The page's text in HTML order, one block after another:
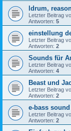
ldrum,
Letzter Beitrag
Antworten: 5
einstellung
Letzter Beitrag
Antworten: 2
Sounds für
Letzter Beitrag
Antworten: 4
Beast und
Letzter Beitrag
Antworten: 2
e-bass
Letzter Beitrag
Antworten: 2